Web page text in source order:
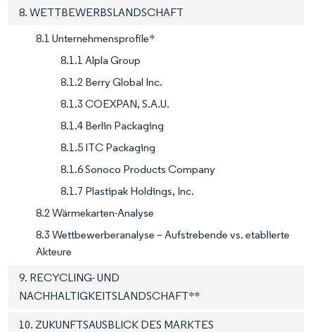
8. WETTBEWERBSLANDSCHAFT
8.1 Unternehmensprofile*
8.1.1 Alpla Group
8.1.2 Berry Global Inc.
8.1.3 COEXPAN, S.A.U.
8.1.4 Berlin Packaging
8.1.5 ITC Packaging
8.1.6 Sonoco Products Company
8.1.7 Plastipak Holdings, Inc.
8.2 Wärmekarten-Analyse
8.3 Wettbewerberanalyse – Aufstrebende vs. etablierte
Akteure
9. RECYCLING- UND
NACHHALTIGKEITSLANDSCHAFT**
10. ZUKUNFTSAUSBLICK DES MARKTES